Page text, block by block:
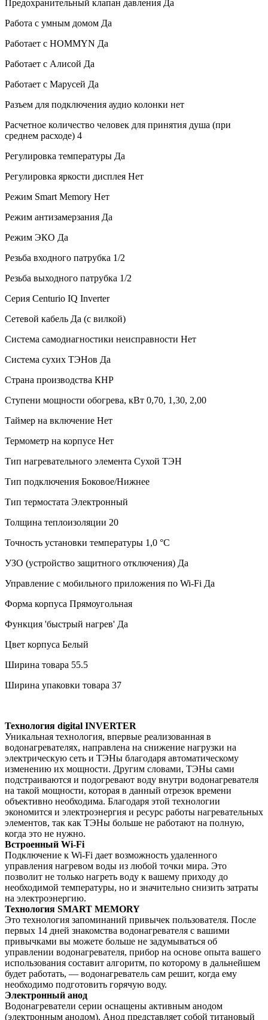
Предохранительный клапан давления Да
Работа с умным домом Да
Работает с HOMMYN Да
Работает с Алисой Да
Работает с Марусей Да
Разъем для подключения аудио колонки нет
Расчетное количество человек для принятия душа (при
среднем расходе) 4
Регулировка температуры Да
Регулировка яркости дисплея Нет
Режим Smart Memory Нет
Режим антизамерзания Да
Режим ЭКО Да
Резьба входного патрубка 1/2
Резьба выходного патрубка 1/2
Серия Centurio IQ Inverter
Сетевой кабель Да (с вилкой)
Система самодиагностики неисправности Нет
Система сухих ТЭНов Да
Страна производства КНР
Ступени мощности обогрева, кВт 0,70, 1,30, 2,00
Таймер на включение Нет
Термометр на корпусе Нет
Тип нагревательного элемента Сухой ТЭН
Тип подключения Боковое/Нижнее
Тип термостата Электронный
Толщина теплоизоляции 20
Точность установки температуры 1,0 °С
УЗО (устройство защитного отключения) Да
Управление c мобильного приложения по Wi-Fi Да
Форма корпуса Прямоугольная
Функция 'быстрый нагрев' Да
Цвет корпуса Белый
Ширина товара 55.5
Ширина упаковки товара 37
Технология digital INVERTER
Уникальная технология, впервые реализованная в
водонагревателях, направлена на снижение нагрузки на
электрическую сеть и ТЭНы благодаря автоматическому
изменению их мощности. Другим словами, ТЭНы сами
подстраиваются и подогревают воду внутри водонагревателя
на такой мощности, которая в данный отрезок времени
объективно необходима. Благодаря этой технологии
экономится и электроэнергия и ресурс работы нагревательных
элементов, так как ТЭНы больше не работают на полную,
когда это не нужно.
Встроенный Wi-Fi
Подключение к Wi-Fi дает возможность удаленного
управления нагревом воды из любой точки мира. Это
позволит не только нагреть воду к вашему приходу до
необходимой температуры, но и значительно снизить затраты
на электроэнергию.
Технология SMART MEMORY
Это технология запоминаний привычек пользователя. После
первых 14 дней знакомства водонагревателя с вашими
привычками вы можете больше не задумываться об
управлении водонагревателя, прибор на основе опыта вашего
использования составит алгоритм, по которому в дальнейшем
будет работать, — водонагреватель сам решит, когда ему
необходимо подготовить горячую воду.
Электронный анод
Водонагреватели серии оснащены активным анодом
(электронным анодом). Анод представляет собой титановый